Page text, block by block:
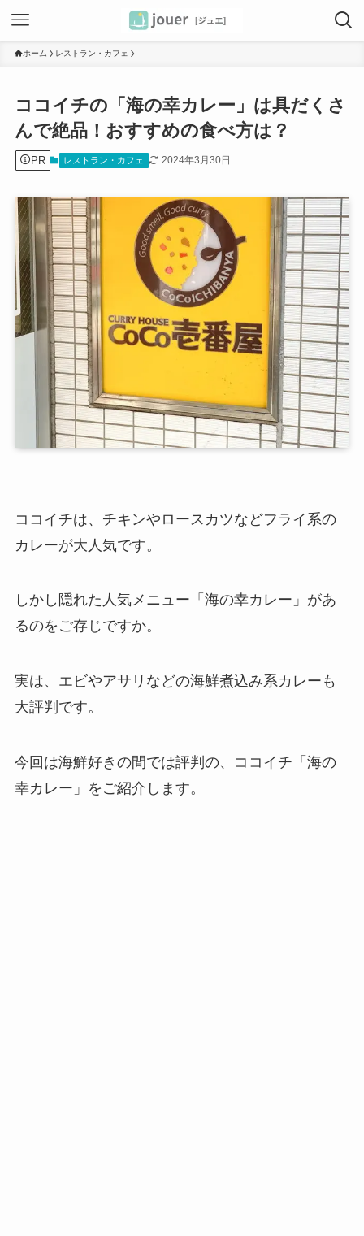
ホーム レストラン・カフェ
ココイチの「海の幸カレー」は具だくさ
んで絶品！おすすめの食べ方は？
PR レストラン・カフェ 2024年3月30日
ココイチは、チキンやロースカツなどフライ系の
カレーが大人気です。
しかし隠れた人気メニュー「海の幸カレー」があ
るのをご存じですか。
実は、エビやアサリなどの海鮮煮込み系カレーも
大評判です。
今回は海鮮好きの間では評判の、ココイチ「海の
幸カレー」をご紹介します。